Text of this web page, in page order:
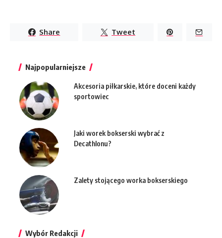
Share Tweet
Najpopularniejsze
Akcesoria piłkarskie, które doceni każdy
sportowiec
Jaki worek bokserski wybrać z
Decathlonu?
Zalety stojącego worka bokserskiego
Wybór Redakcji